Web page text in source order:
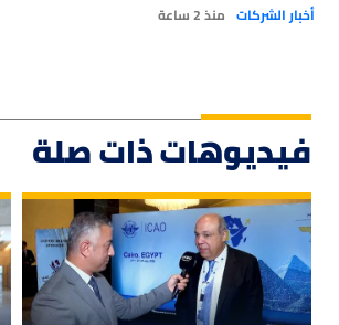
أخبار الشركات منذ 2 ساعة
فيديوهات ذات صلة